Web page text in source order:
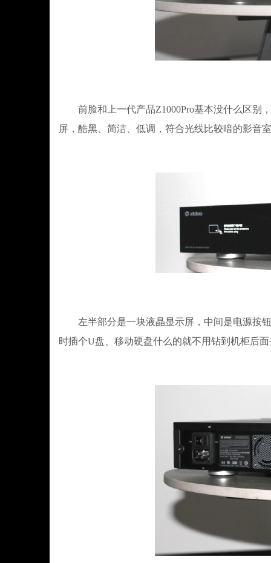
前脸和上一代产品Z1000Pro基本没什么区别
屏，酷黑、简洁、低调，符合光线比较暗的影音
左半部分是一块液晶显示屏，中间是电源按钮
时插个U盘、移动硬盘什么的就不用钻到机柜后